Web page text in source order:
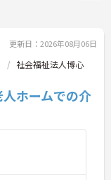
に支
評
維持
種の
丁
更新日：2026年08月06日
社会福祉法人博心
人ホームでの介